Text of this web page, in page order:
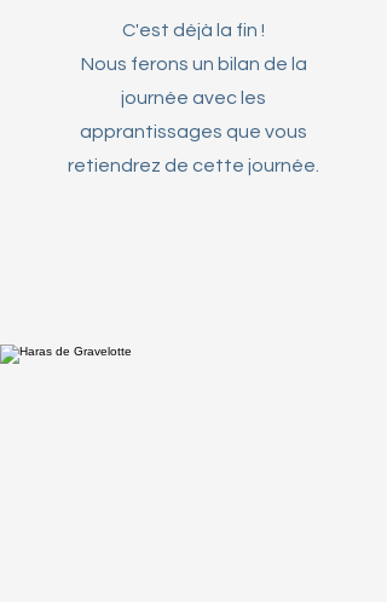
C'est déjà la fin !
Nous ferons un bilan de la
journée avec les
apprantissages que vous
retiendrez de cette journée.